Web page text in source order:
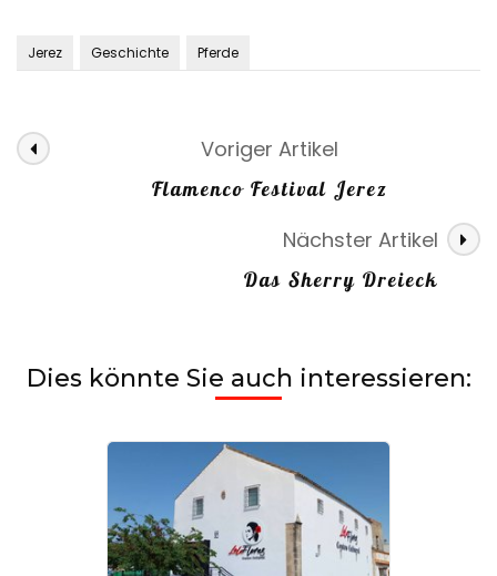
Jerez Geschichte Pferde
Voriger Artikel
Flamenco Festival Jerez
Nächster Artikel
Das Sherry Dreieck
Dies könnte Sie auch interessieren: